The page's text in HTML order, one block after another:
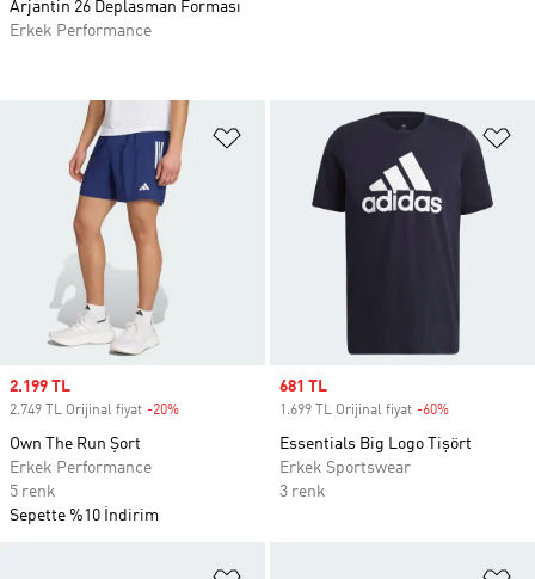
Favori Listesine Ekle
Sale price
2.199 TL
2.749 TL Orijinal fiyat -20%
Own The Run Şort
Erkek Performance
5 renk
Sepette %10 İndirim
Sale price
681 TL
1.699 TL Orijinal fiyat -60%
Essentials Big Logo Tişört
Erkek Sportswear
3 renk
Arjantin 26 Deplasman Forması
Erkek Performance